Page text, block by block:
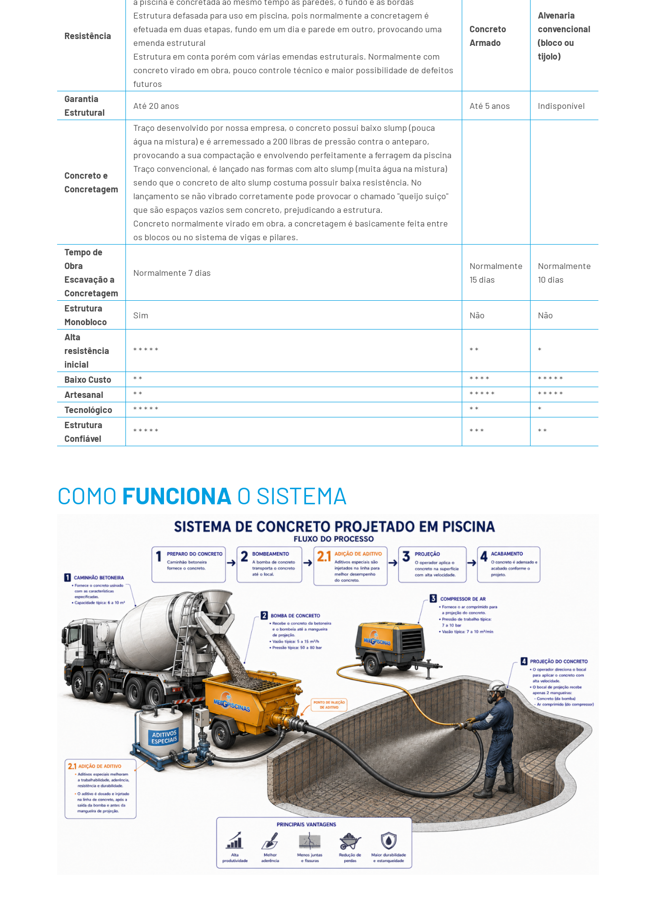
Resistência
Estrutura defasada para uso em piscina, pois normalmente a concretagem é
efetuada em duas etapas, fundo em um dia e parede em outro, provocando uma
emenda estrutural
Estrutura em conta porém com várias emendas estruturais. Normalmente com
concreto virado em obra, pouco controle técnico e maior possibilidade de defeitos
futuros
Concreto
Armado
Alvenaria
convencional
(bloco ou
tijolo)
Garantia
Estrutural
Até 20 anos Até 5 anos Indisponível
Concreto e
Concretagem
Traço desenvolvido por nossa empresa, o concreto possui baixo slump (pouca
água na mistura) e é arremessado a 200 libras de pressão contra o anteparo,
provocando a sua compactação e envolvendo perfeitamente a ferragem da piscina
Traço convencional, é lançado nas formas com alto slump (muita água na mistura)
sendo que o concreto de alto slump costuma possuir baixa resistência. No
lançamento se não vibrado corretamente pode provocar o chamado "queijo suiço"
que são espaços vazios sem concreto, prejudicando a estrutura.
Concreto normalmente virado em obra, a concretagem é basicamente feita entre
os blocos ou no sistema de vigas e pilares.
Tempo de
Obra
Escavação a
Concretagem
Normalmente 7 dias
Normalmente
15 dias
Normalmente
10 dias
Estrutura
Monobloco
Sim Não Não
Alta
resistência
inicial
* * * * * * * *
Baixo Custo * * * * * *
* * * * *
Artesanal
* * * * * * *
* * * * *
Tecnológico
* * * * * * *
*
Estrutura
Confiável
* * * * * * * * * *
COMO FUNCIONA O SISTEMA